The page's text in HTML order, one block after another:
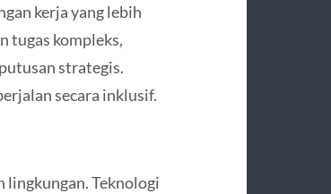
kerja yang lebih
tugas kompleks,
strategis.
secara inklusif.
lingkungan. Teknologi